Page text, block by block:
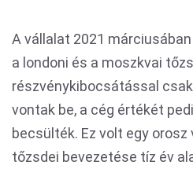
A vállalat 2021
a londoni és a moszkvai
részvénykibocsátással
vontak be, a cég értékét
becsülték. Ez volt egy
tőzsdei bevezetése tíz év